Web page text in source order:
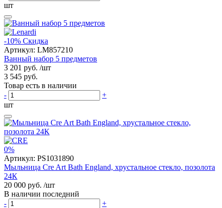
шт
-10% Скидка
Артикул: LM857210
Ванный набор 5 предметов
3 201 руб. /шт
3 545 руб.
Товар есть в наличии
-
+
шт
0%
Артикул: PS1031890
Мыльница Cre Art Bath England, хрустальное стекло, позолота
24К
20 000 руб. /шт
В наличии последний
-
+